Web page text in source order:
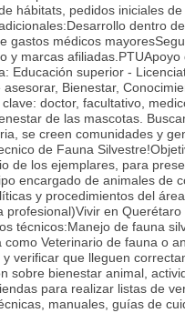
hábitats, pedidos iniciales
dentro
gastos médicos
y marcas
Educación superior -
Bienestar,
doctor, facultativo,
de las mascotas.
se creen comunidades y
de Fauna
de los ejemplares, para
encargado de animales de
y procedimientos del
profesional)Vivir en
técnicos:Manejo de fauna
Veterinario de fauna o
verificar que lleguen
sobre bienestar animal,
para realizar listas de
manuales, guías de